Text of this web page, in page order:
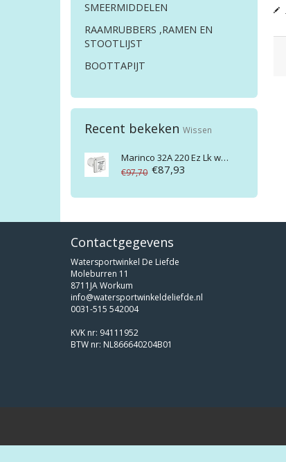
SMEERMIDDELEN
RAAMRUBBERS ,RAMEN EN
STOOTLIJST
BOOTTAPIJT
Recent bekeken Wissen
Marinco 32A 220 Ez Lk walstroom aansluiting Export
€97,70 €87,93
Contactgegevens
Watersportwinkel De Liefde
Moleburren 11
8711JA Workum
info@watersportwinkeldeliefde.nl
0031-515 542004
KVK nr: 94111952
BTW nr: NL866640204B01